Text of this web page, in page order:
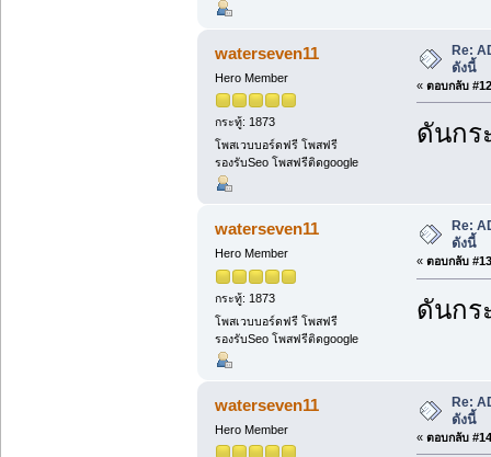
waterseven11
Hero Member
กระทู้: 1873
โพสเวบบอร์ดฟรี โพสฟรี
รองรับSeo โพสฟรีติดgoogle
Re:
ดังนี้
« ตอบกลับ
ดันก
waterseven11
Hero Member
กระทู้: 1873
โพสเวบบอร์ดฟรี โพสฟรี
รองรับSeo โพสฟรีติดgoogle
Re:
ดังนี้
« ตอบกลับ
ดันก
waterseven11
Hero Member
Re:
ดังนี้
« ตอบกลับ